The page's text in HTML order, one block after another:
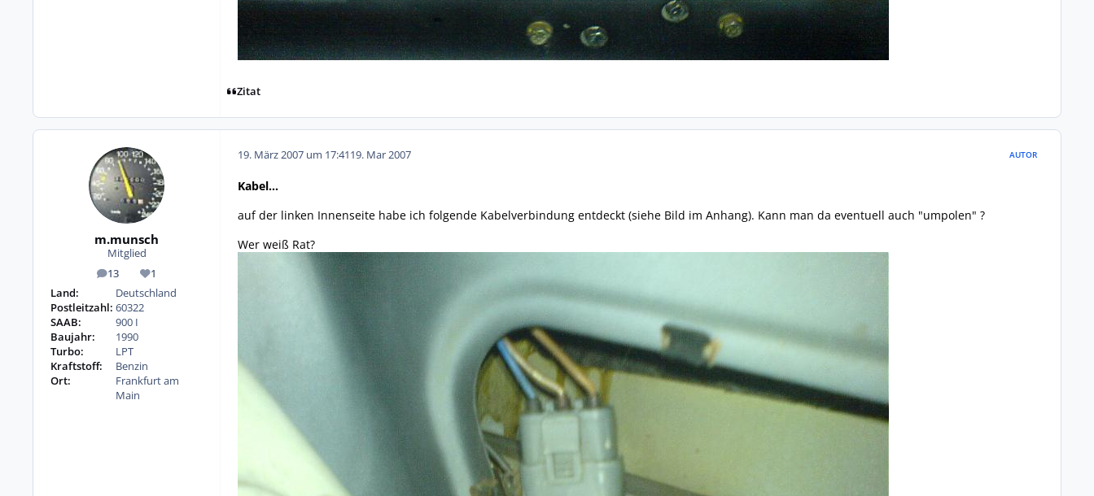
Zitat
m.munsch
Mitglied
13
Beiträge 1
Reputation
Land:
Deutschland
Postleitzahl: 60322
SAAB:
900 I
Baujahr:
1990
Turbo:
LPT
Kraftstoff:
Benzin
Ort:
Frankfurt am
Main
19. März 2007 um 17:4119. Mar 2007 AUTOR
Kabel...
auf der linken Innenseite habe ich folgende Kabelverbindung entdeckt (siehe Bild im Anhang). Kann man da eventuell auch "umpolen" ?
Wer weiß Rat?